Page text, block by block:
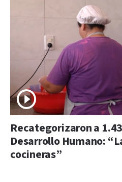
Recategorizaron a
Desarrollo Humano:
cocineras”